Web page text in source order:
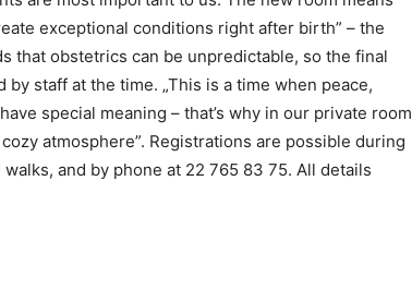
exceptional conditions right after birth” – the
that obstetrics can be unpredictable, so the final
staff at the time. „This is a time when peace,
special meaning – that’s why in our private room
atmosphere”. Registrations are possible during
and by phone at 22 765 83 75. All details